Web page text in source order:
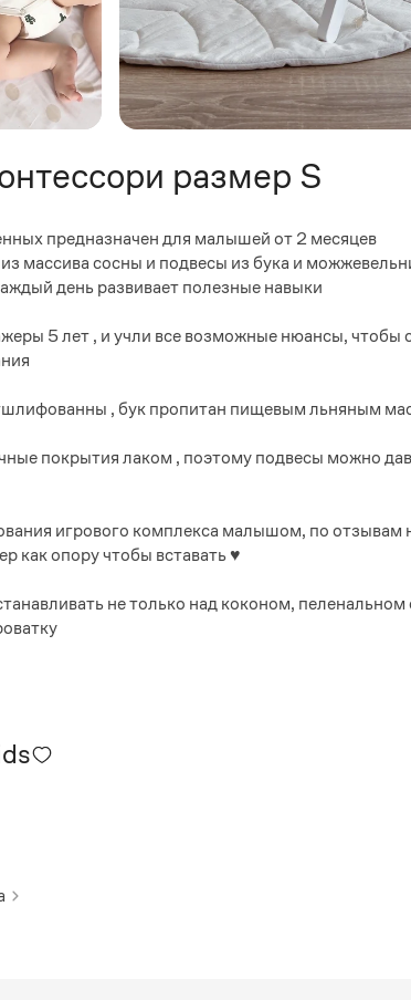
размер S
предназначен для малышей от 2 месяцев
массива сосны и подвесы из бука и
день развивает полезные навыки
5 лет , и учли все возможные нюансы, чтобы
, бук пропитан пищевым льняным
покрытия лаком , поэтому подвесы можно
игрового комплекса малышом, по отзывам
как опору чтобы вставать ♥️
не только над коконом, пеленальном